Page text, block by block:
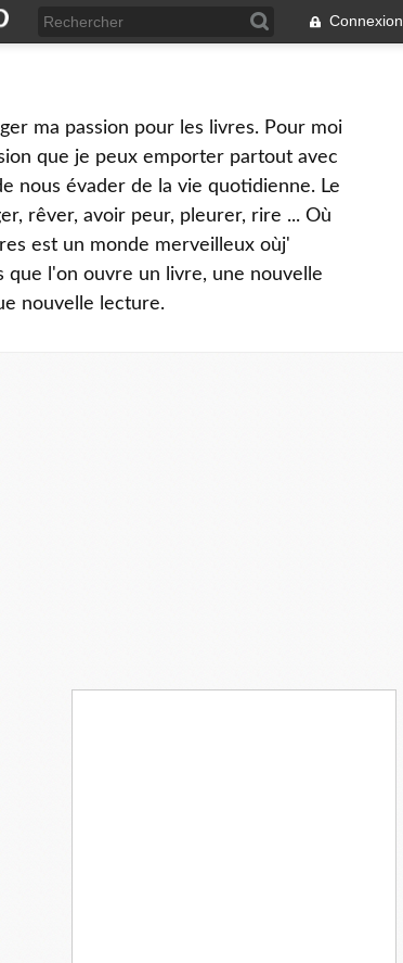
Connexion
ma passion pour les livres. Pour moi
que je peux emporter partout avec
nous évader de la vie quotidienne. Le
rêver, avoir peur, pleurer, rire ... Où
est un monde merveilleux oùj'
l'on ouvre un livre, une nouvelle
nouvelle lecture.